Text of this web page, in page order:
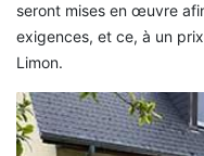
seront mises en œuvre
exigences, et ce, à un
Limon.